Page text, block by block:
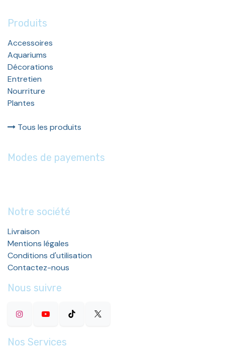
Produits
Accessoires
Aquariums
Décorations
Entretien
Nourriture
Plantes
Tous les produits
Modes de payements
Notre société
Livraison
Mentions légales
Conditions d'utilisation
Contactez-nous
Nous suivre
Nos Services